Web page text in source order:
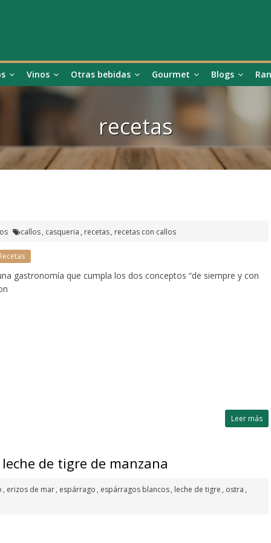
Vinos Otras bebidas Gourmet Blogs
recetas
callos, casqueria , recetas, recetas con callos
gastronomía que cumpla los dos conceptos “de siempre y con
Leer más
de tigre de manzana
, erizos de mar, espárrago , espárragos blancos, leche de tigre , ostra ,